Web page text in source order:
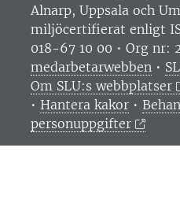
Alnarp, Uppsala och
miljöcertifierat enligt
018-67 10 00 • Org nr:
medarbetarwebben •
Om SLU:s webbplatser
• Hantera kakor •
personuppgifter